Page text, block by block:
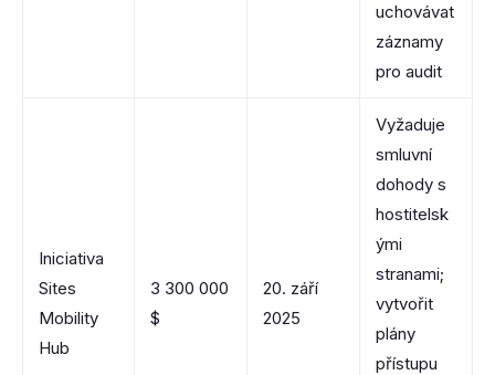
uchovávat
záznamy
pro audit
Iniciativa
Sites
Mobility
Hub
3 300 000
$
20. září
2025
Vyžaduje
smluvní
dohody s
hostitelsk
ými
stranami;
vytvořit
plány
přístupu